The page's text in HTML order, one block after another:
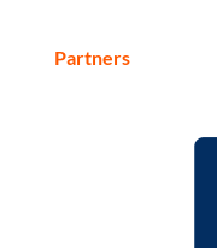
Partners